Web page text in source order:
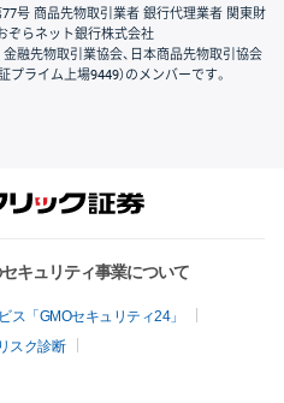
77号 商品先物取引業者 銀行代理業者 関東財
ぞらネット銀行株式会社
融先物取引業協会、日本商品先物取引協会
ライム上場9449）のメンバーです。
キュリティ事業について
「GMOセキュリティ24」
スク診断